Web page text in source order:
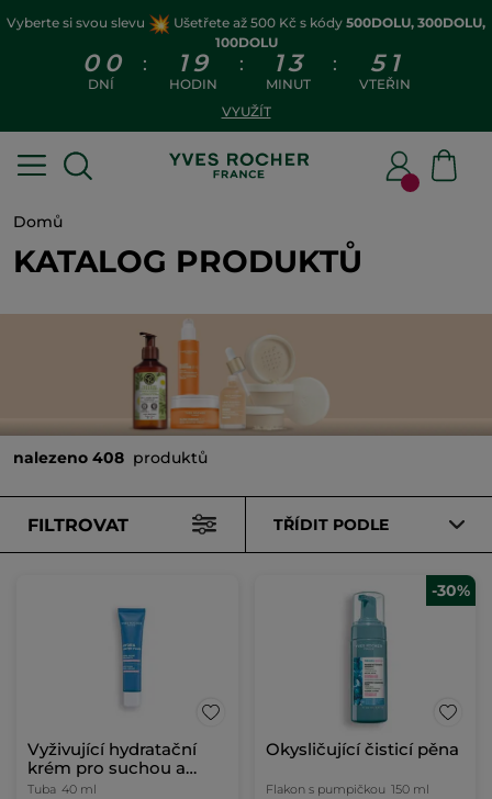
Vyberte si svou slevu Ušetřete až 500 Kč s kódy 500DOLU, 300DOLU,
100DOLU
0 0
DNÍ
: 1 9
HODIN
: 13
MINUT
: 50
VTEŘIN
VYUŽÍT
Domů
KATALOG PRODUKTŮ
nalezeno 408 produktů
FILTROVAT TŘÍDIT PODLE
Vyživující hydratační
krém pro suchou a
citlivou pleť
Tuba 40 ml
-30%
Okysličující čisticí pěna
Flakon s pumpičkou 150 ml